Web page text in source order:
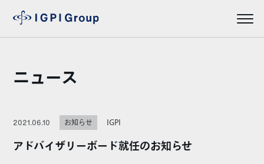
ニュース
2021.06.10 お知らせ IGPI
アドバイザリーボード就任のお知らせ